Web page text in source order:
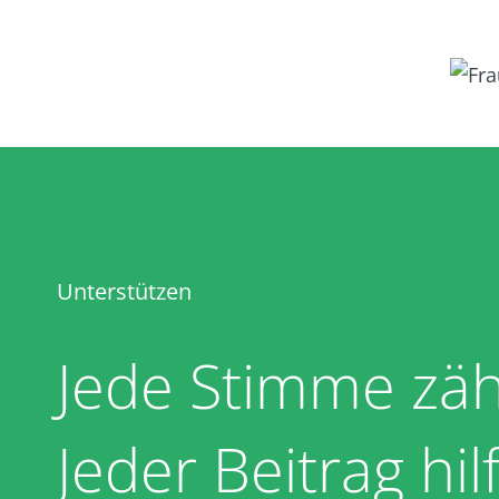
Unterstützen
Jede Stimme
Jeder Beitrag